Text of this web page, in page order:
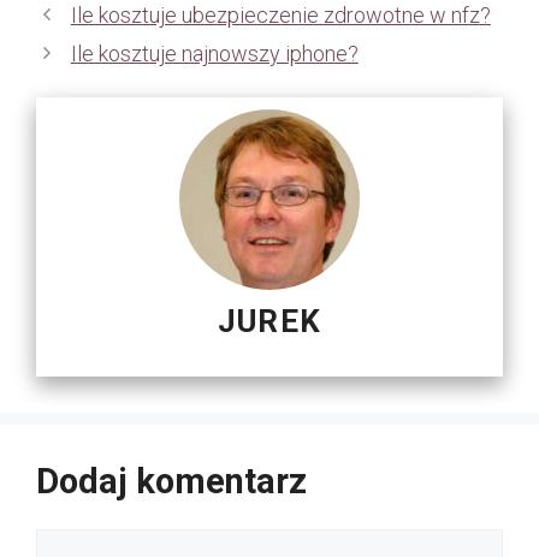
Ile kosztuje ubezpieczenie zdrowotne w nfz?
Ile kosztuje najnowszy iphone?
JUREK
Dodaj komentarz